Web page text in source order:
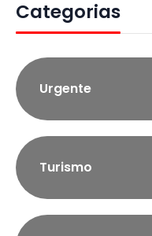
Categorias
Urgente
Turismo